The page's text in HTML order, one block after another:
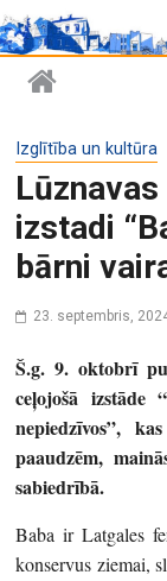
Izglītība un kultūra
izstadi
bārni
23. septembris,
Š.g. 9. oktobrī
ceļojošā izstāde
nepiedzīvos”,
paaudzēm,
sabiedrībā.
Baba ir Latgales
konservus ziemai,